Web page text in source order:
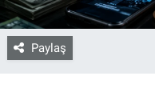
Paylaş
İletişim (Künye)